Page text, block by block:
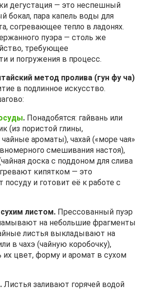
дегустация — это неспешный
бокал, пара капель воды для
согревающее тепло в ладонях.
пуэра — столь же
требующее
и погружения в процесс.
метод пролива (гун фу ча)
в подлинное искусство.
. Понадобятся: гайвань или
(из пористой глины,
ароматы), чахай («море чая»
смешивания настоя),
доска с поддоном для слива
кипятком — это
посуду и готовит её к работе с
листом. Прессованный пуэр
на небольшие фрагменты
листья выкладывают на
в чахэ (чайную коробочку),
их цвет, форму и аромат в сухом
Листья заливают горячей водой